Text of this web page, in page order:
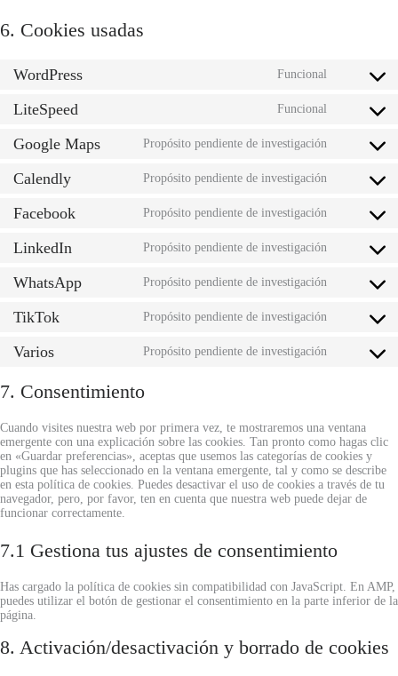
6. Cookies usadas
WordPress Funcional
Consent
service
LiteSpeed Funcional
Consent
service
Google Maps Propósito pendiente de investigación
Consent
service
Calendly Propósito pendiente de investigación
Consent
service
Facebook Propósito pendiente de investigación
Consent
service
LinkedIn Propósito pendiente de investigación
Consent
service
WhatsApp Propósito pendiente de investigación
Consent
service
TikTok Propósito pendiente de investigación
Consent
service
Varios Propósito pendiente de investigación
Consent
7. Consentimiento
Cuando visites nuestra web por primera vez, te mostraremos una ventana
emergente con una explicación sobre las cookies. Tan pronto como hagas clic
en «Guardar preferencias», aceptas que usemos las categorías de cookies y
plugins que has seleccionado en la ventana emergente, tal y como se describe
en esta política de cookies. Puedes desactivar el uso de cookies a través de tu
navegador, pero, por favor, ten en cuenta que nuestra web puede dejar de
funcionar correctamente.
7.1 Gestiona tus ajustes de consentimiento
Has cargado la política de cookies sin compatibilidad con JavaScript. En AMP,
puedes utilizar el botón de gestionar el consentimiento en la parte inferior de la
página.
8. Activación/desactivación y borrado de cookies